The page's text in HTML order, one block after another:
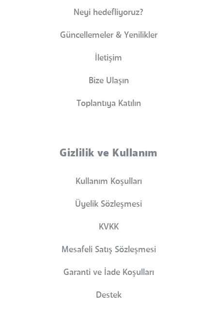
Neyi hedefliyoruz?
Güncellemeler & Yenilikler
İletişim
Bize Ulaşın
Toplantıya Katılın
Gizlilik ve Kullanım
Kullanım Koşulları
Üyelik Sözleşmesi
KVKK
Mesafeli Satış Sözleşmesi
Garanti ve İade Koşulları
Destek